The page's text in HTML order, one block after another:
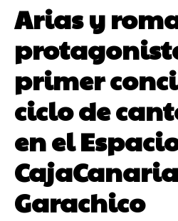
Arias y
primer
ciclo de
en el
Garachico